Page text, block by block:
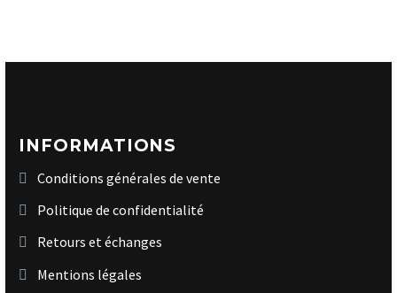
INFORMATIONS
Conditions générales de vente
Politique de confidentialité
Retours et échanges
Mentions légales